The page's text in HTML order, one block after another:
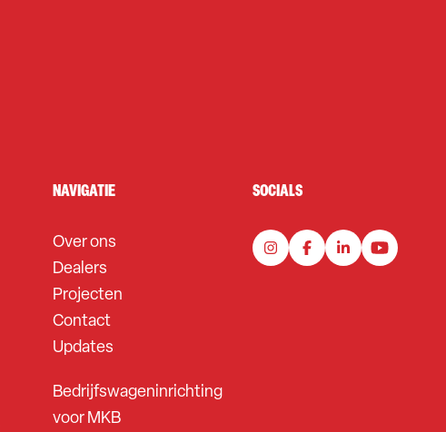
NAVIGATIE
Over ons
Dealers
Projecten
Contact
Updates
Bedrijfswageninrichting
voor MKB
SOCIALS